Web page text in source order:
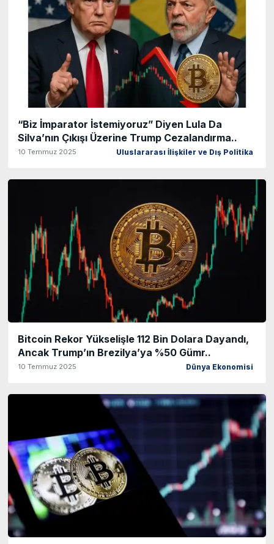
“Biz İmparator İstemiyoruz” Diyen Lula Da
Silva’nın Çıkışı Üzerine Trump Cezalandırma..
10 Temmuz 2025 Uluslararası İlişkiler ve Dış Politika
Bitcoin Rekor Yükselişle 112 Bin Dolara Dayandı,
Ancak Trump’ın Brezilya’ya %50 Gümr..
10 Temmuz 2025 Dünya Ekonomisi